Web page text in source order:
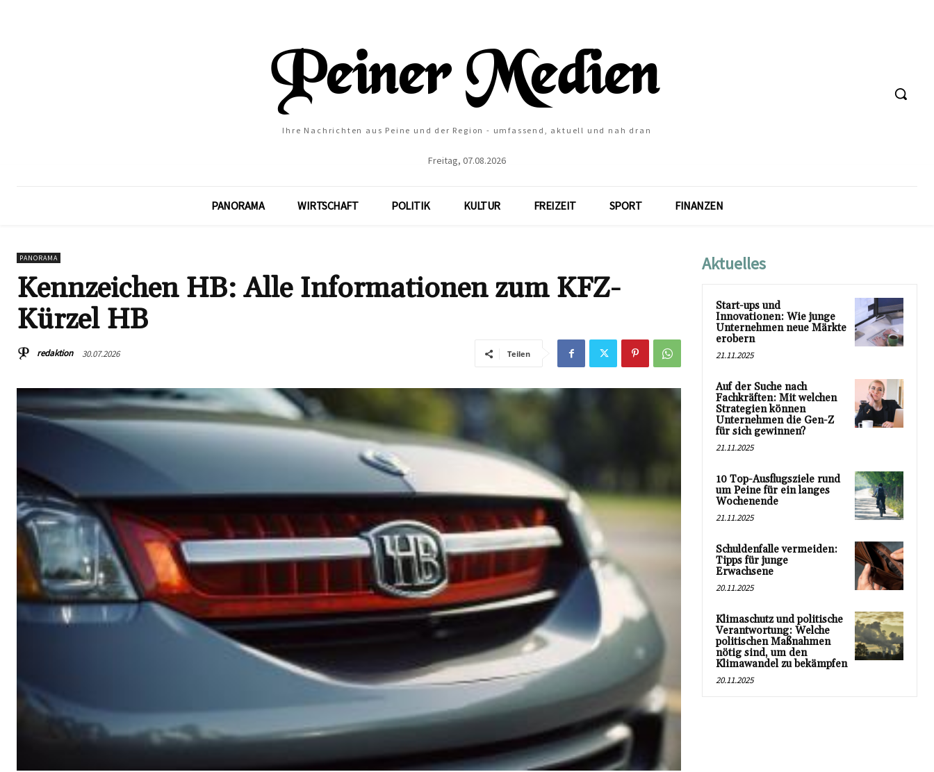
Ihre Nachrichten aus Peine und der Region - umfassend, aktuell und nah dran
Freitag, 07.08.2026
PANORAMA WIRTSCHAFT POLITIK KULTUR FREIZEIT SPORT FINANZEN
PANORAMA
Kennzeichen HB: Alle Informationen zum KFZ-
Kürzel HB
redaktion 30.07.2026 Teilen
Aktuelles
Start-ups und
Innovationen: Wie junge
Unternehmen neue Märkte
erobern
21.11.2025
Auf der Suche nach
Fachkräften: Mit welchen
Strategien können
Unternehmen die Gen-Z
für sich gewinnen?
21.11.2025
10 Top-Ausflugsziele rund
um Peine für ein langes
Wochenende
21.11.2025
Schuldenfalle vermeiden:
Tipps für junge
Erwachsene
20.11.2025
Klimaschutz und politische
Verantwortung: Welche
politischen Maßnahmen
nötig sind, um den
Klimawandel zu bekämpfen
20.11.2025